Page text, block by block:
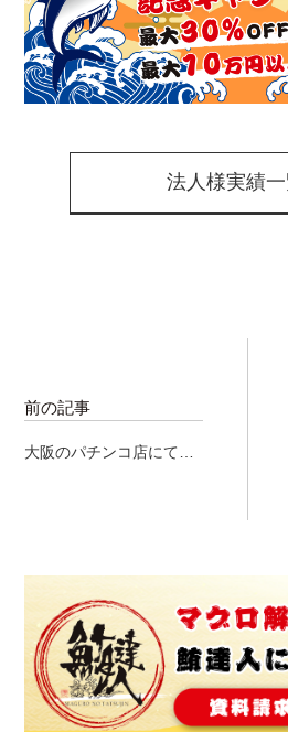
法人様実績
前の記事
大阪のパチンコ店にて、